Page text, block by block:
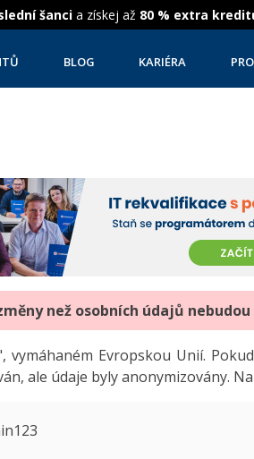
šanci a získej až 80 % extra
BLOG KARIÉRA
než osobních údajů nebudou
Evropskou Unií.
ale údaje byly anonymizovány.